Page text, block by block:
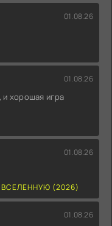
01.08.26
01.08.26
хорошая игра
01.08.26
(2026)
01.08.26